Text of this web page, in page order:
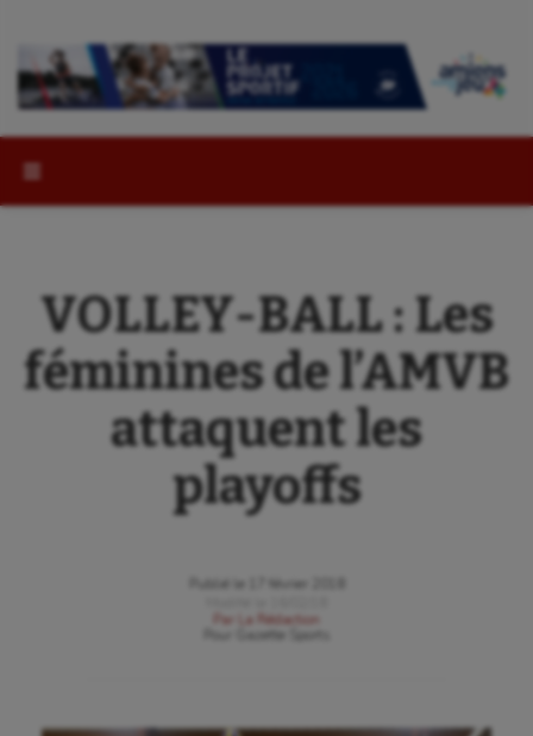
VOLLEY-BALL : Les
féminines de l’AMVB
attaquent les
playoffs
Publié le
17 février 2018
Par
La Rédaction
Gazette Sports